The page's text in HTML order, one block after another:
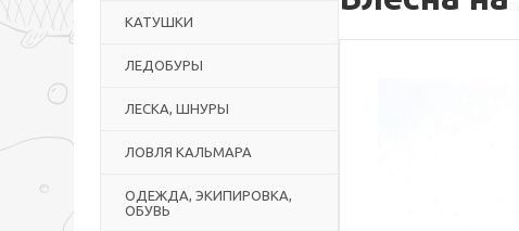
КАТУШКИ
ЛЕДОБУРЫ
ЛЕСКА, ШНУРЫ
ЛОВЛЯ КАЛЬМАРА
ОДЕЖДА, ЭКИПИРОВКА,
ОБУВЬ